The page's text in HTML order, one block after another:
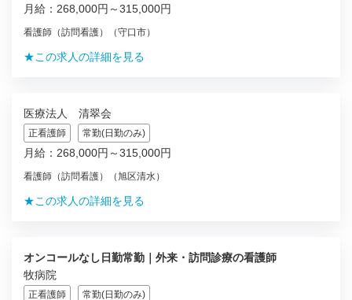
月給：268,000円～315,000円
看護師（訪問看護）（守口市）
★この求人の詳細を見る
医療法人 清翠会
正看護師 常勤(日勤のみ)
月給：268,000円～315,000円
看護師（訪問看護）（旭区清水）
★この求人の詳細を見る
オンコールなし日勤常勤｜外来・訪問診療の看護師
牧病院
正看護師 常勤(日勤のみ)